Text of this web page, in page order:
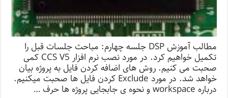
مطالب آموزش DSP جلسه چهارم: مباحث جلسات قبل را
تکمیل خواهیم کرد. در مورد نصب نرم افزار CCS V5 کمی
صحبت می کنیم. روش های اضافه کردن فایل به پروژه بیان
خواهد شد. در مورد Exclude کردن فایل ها صحبت میکنیم.
درباره workspace و نحوه ی جابجایی پروژه ها حرف …